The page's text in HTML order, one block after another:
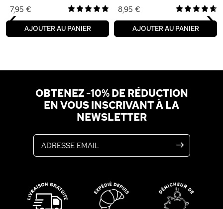
7,95 €
AJOUTER AU PANIER
8,95 €
AJOUTER AU PANIER
‹ ›
OBTENEZ -10% DE RÉDUCTION
EN VOUS INSCRIVANT À LA
NEWSLETTER